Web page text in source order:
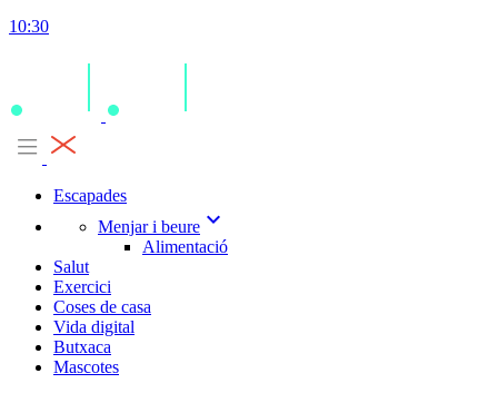
10:30
Escapades
Menjar i beure expand_more
Alimentació
Salut
Exercici
Coses de casa
Vida digital
Butxaca
Mascotes